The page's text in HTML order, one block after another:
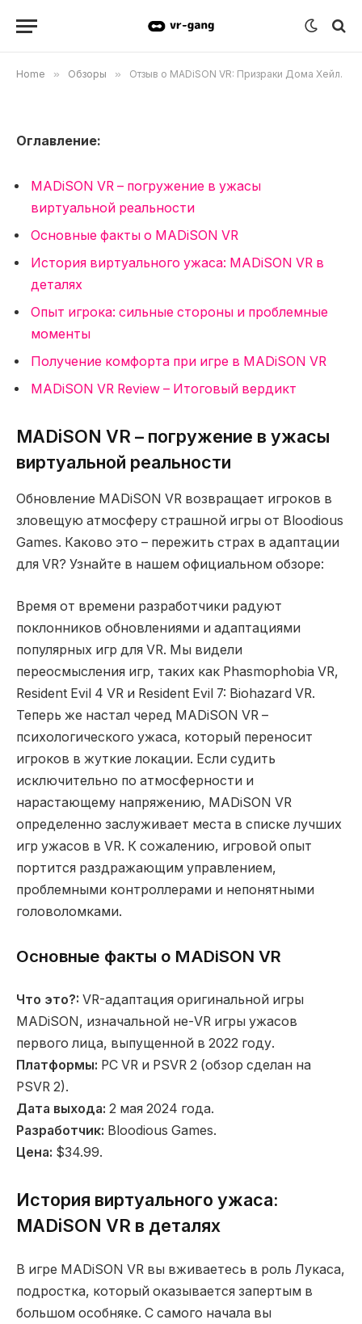
Home » Обзоры » Отзыв о MADiSON VR: Призраки Дома Хейл.
Призраки Дома Хейл.
Оглавление:
MADiSON VR – погружение в ужасы
виртуальной реальности
Основные факты о MADiSON VR
История виртуального ужаса: MADiSON VR в
деталях
Опыт игрока: сильные стороны и проблемные
моменты
Получение комфорта при игре в MADiSON VR
MADiSON VR Review – Итоговый вердикт
MADiSON VR – погружение в ужасы
виртуальной реальности
Обновление MADiSON VR возвращает игроков в
зловещую атмосферу страшной игры от Bloodious
Games. Каково это – пережить страх в адаптации
для VR? Узнайте в нашем официальном обзоре:
Время от времени разработчики радуют
поклонников обновлениями и адаптациями
популярных игр для VR. Мы видели
переосмысления игр, таких как Phasmophobia VR,
Resident Evil 4 VR и Resident Evil 7: Biohazard VR.
Теперь же настал черед MADiSON VR –
психологического ужаса, который переносит
игроков в жуткие локации. Если судить
исключительно по атмосферности и
нарастающему напряжению, MADiSON VR
определенно заслуживает места в списке лучших
игр ужасов в VR. К сожалению, игровой опыт
портится раздражающим управлением,
проблемными контроллерами и непонятными
головоломками.
Основные факты о MADiSON VR
Что это?: VR-адаптация оригинальной игры
MADiSON, изначальной не-VR игры ужасов
первого лица, выпущенной в 2022 году.
Платформы: PC VR и PSVR 2 (обзор сделан на
PSVR 2).
Дата выхода: 2 мая 2024 года.
Разработчик: Bloodious Games.
Цена: $34.99.
История виртуального ужаса:
MADiSON VR в деталях
В игре MADiSON VR вы вживаетесь в роль Лукаса,
подростка, который оказывается запертым в
большом особняке. С самого начала вы